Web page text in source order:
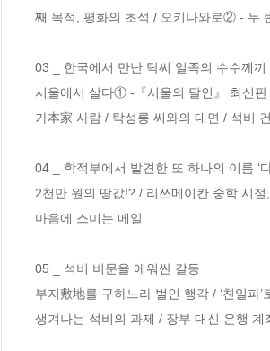
째 목적, 평화의 초석 / 오키나와로② - 두
03 _ 한국에서 만난 탁씨 일족의 수수께끼
서울에서 살다① -『서울의 달인』 최신
가本家 사람 / 탁성룡 씨와의 대면 / 석비
04 _ 학적부에서 발견한 또 하나의 이름 ‘
2천만 원의 땅값!? / 리쓰메이칸 중학 시
마음에 스미는 메일
05 _ 석비 비문을 에워싼 갈등
부지敷地를 구하느라 벌인 행각 / ‘친일
생겨나는 석비의 과제 / 장부 대신 은행